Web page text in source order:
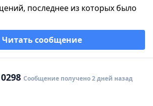
последнее из которых было
Читать сообщение
Сообщение получено 2 дней назад